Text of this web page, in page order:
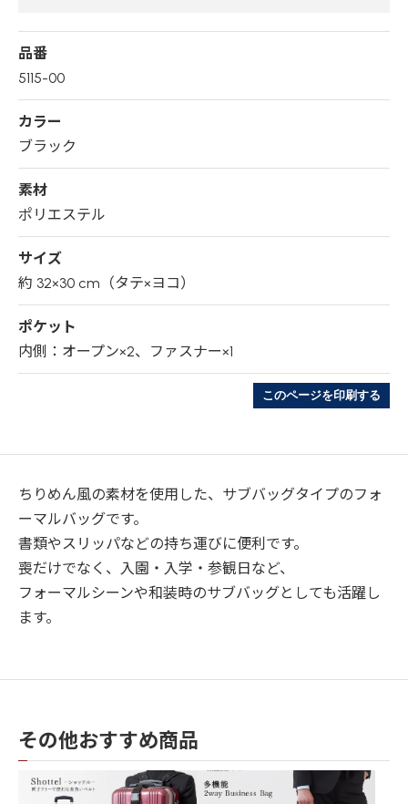
品番
5115-00
カラー
ブラック
素材
ポリエステル
サイズ
約 32×30 cm（タテ×ヨコ）
ポケット
内側：オープン×2、ファスナー×1
このページを印刷する
ちりめん風の素材を使用した、サブバッグタイプのフォ
ーマルバッグです。
書類やスリッパなどの持ち運びに便利です。
喪だけでなく、入園・入学・参観日など、
フォーマルシーンや和装時のサブバッグとしても活躍し
ます。
その他おすすめ商品